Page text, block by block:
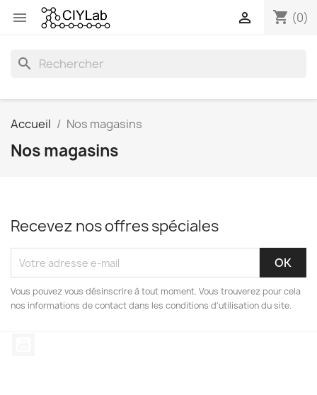
 shopping_cart (0)

search
Accueil Nos magasins
Nos magasins
Recevez nos offres spéciales
Vous pouvez vous désinscrire à tout moment. Vous trouverez pour cela
nos informations de contact dans les conditions d'utilisation du site.